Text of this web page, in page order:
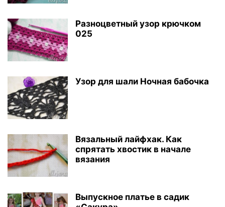
Разноцветный узор крючком
025
Узор для шали Ночная бабочка
Вязальный лайфхак. Как
спрятать хвостик в начале
вязания
Выпускное платье в садик